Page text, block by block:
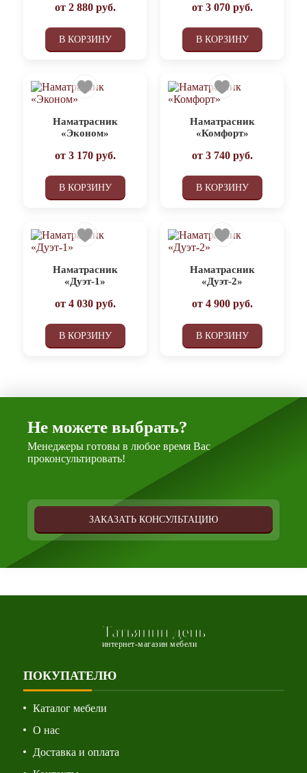
от 2 880руб.
В КОРЗИНУ
от 3 070руб.
В КОРЗИНУ
Наматрасник
«Эконом»
от 3 170руб.
В КОРЗИНУ
Наматрасник
«Комфорт»
от 3 740руб.
В КОРЗИНУ
Наматрасник
«Дуэт-1»
от 4 030руб.
В КОРЗИНУ
Наматрасник
«Дуэт-2»
от 4 900руб.
В КОРЗИНУ
Не можете выбрать?
Менеджеры готовы в любое время Вас
проконсультировать!
ЗАКАЗАТЬ КОНСУЛЬТАЦИЮ
Татьянин день
интернет-магазин мебели
ПОКУПАТЕЛЮ
Каталог мебели
О нас
Доставка и оплата